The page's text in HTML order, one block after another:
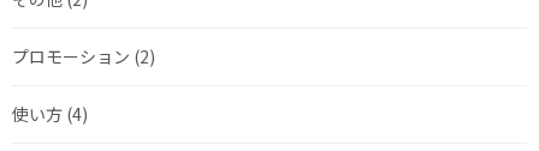
プロモーション (2)
使い方 (4)